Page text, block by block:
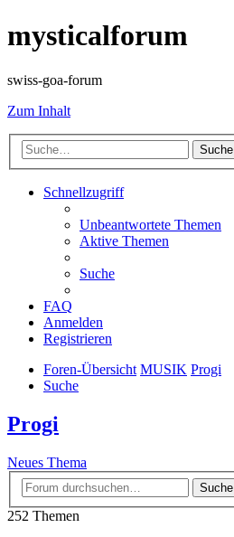
mysticalforum
swiss-goa-forum
Zum Inhalt
Suche
Schnellzugriff
Unbeantwortete Themen
Aktive Themen
Suche
FAQ
Anmelden
Registrieren
Foren-Übersicht MUSIK Progi
Suche
Progi
Neues Thema
Suche
252 Themen